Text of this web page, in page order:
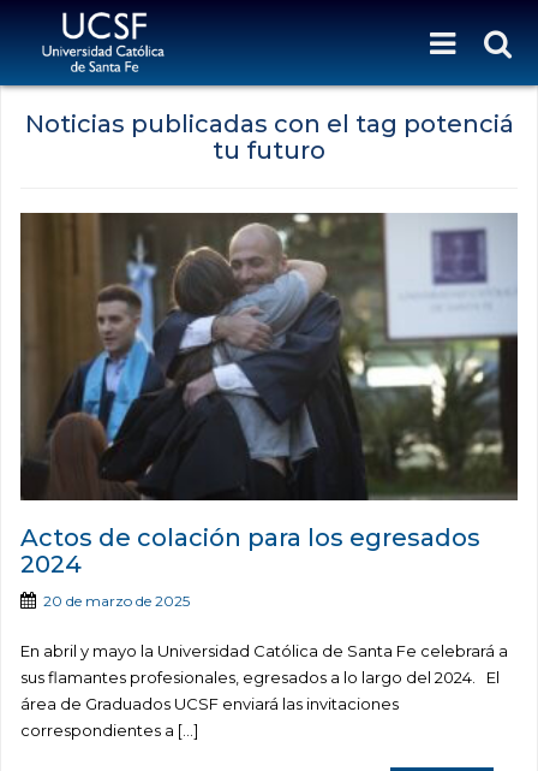
Noticias publicadas con el tag potenciá
tu futuro
Actos de colación para los egresados
2024
20 de marzo de 2025
En abril y mayo la Universidad Católica de Santa Fe celebrará a
sus flamantes profesionales, egresados a lo largo del 2024. El
área de Graduados UCSF enviará las invitaciones
correspondientes a […]